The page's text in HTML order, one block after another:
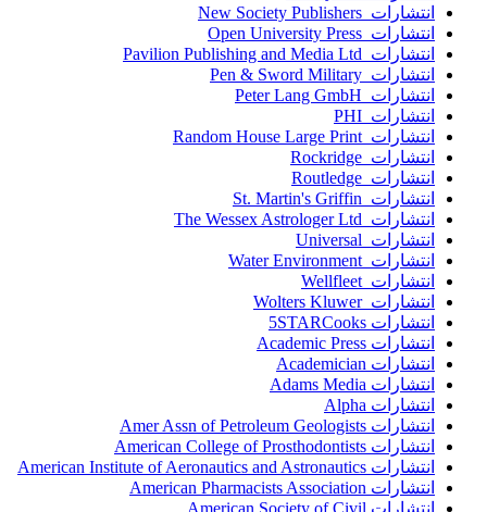
انتشارات New Society Publishers
انتشارات Open University Press
انتشارات Pavilion Publishing and Media Ltd
انتشارات Pen & Sword Military
انتشارات Peter Lang GmbH
انتشارات PHI
انتشارات Random House Large Print
انتشارات Rockridge
انتشارات Routledge
انتشارات St. Martin's Griffin
انتشارات The Wessex Astrologer Ltd
انتشارات Universal
انتشارات Water Environment
انتشارات Wellfleet
انتشارات Wolters Kluwer
انتشارات 5STARCooks
انتشارات Academic Press
انتشارات Academician
انتشارات Adams Media
انتشارات Alpha
انتشارات Amer Assn of Petroleum Geologists
انتشارات American College of Prosthodontists
انتشارات American Institute of Aeronautics and Astronautics
انتشارات American Pharmacists Association
انتشارات American Society of Civil